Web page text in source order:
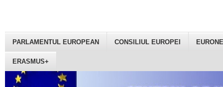
PARLAMENTUL EUROPEAN CONSILIUL EUROPEI
ERASMUS+